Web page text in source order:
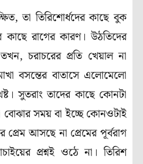
তা তিরিশোর্ধদের কাছে বুক
কাছে রাগের কারণ। উঠতিদের
চরাচরের প্রতি খেয়াল না
বসন্তের বাতাসে এলোমেলো
সুতরাং তাদের কাছে কোনটা
সময় বা ইচ্ছে কোনওটাই
আসছে না প্রেমের পূর্বরাগ
প্রশ্নই ওঠে না। তিরিশ